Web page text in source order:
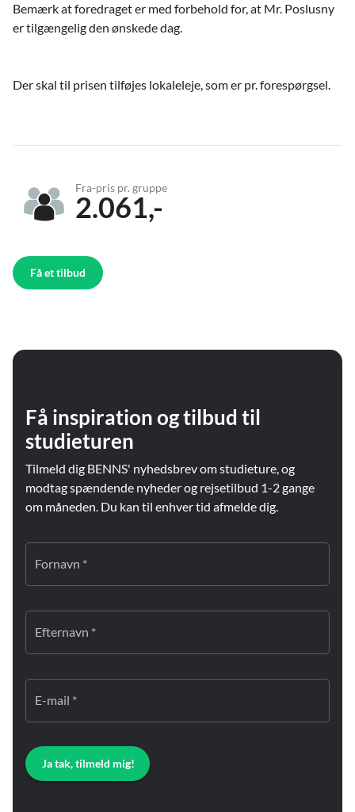
Bemærk at foredraget er med forbehold for, at Mr. Poslusny
er tilgængelig den ønskede dag.
Der skal til prisen tilføjes lokaleleje, som er pr. forespørgsel.
Fra-pris pr. gruppe
2.061,-
Få et tilbud
Få inspiration og tilbud til
studieturen
Tilmeld dig BENNS' nyhedsbrev om studieture, og
modtag spændende nyheder og rejsetilbud 1-2 gange
om måneden. Du kan til enhver tid afmelde dig.
Fornavn *
Efternavn *
E-mail *
Ja tak, tilmeld mig!